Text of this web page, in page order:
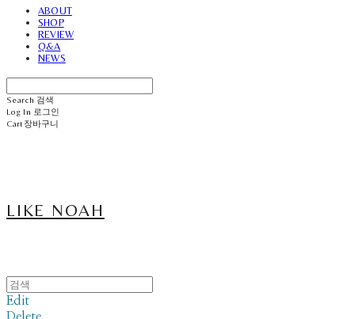
ABOUT
SHOP
REVIEW
Q&A
NEWS
Search 검색
Log In 로그인
Cart장바구니
LIKE NOAH
Edit